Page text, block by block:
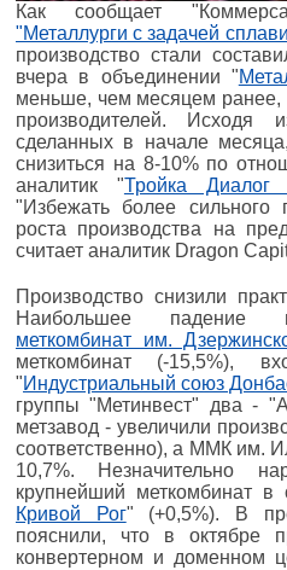
Как сообщает
"Металлурги с задачей
производство стали
вчера в объединении "
меньше, чем месяцем
производителей. Исходя
сделанных в начале
снизиться на 8-10% по
аналитик "Тройка Диалог
"Избежать более сильного
роста производства на
считает аналитик Dragon
Производство снизили
Наибольшее падение
меткомбинат им.
меткомбинат (-15,5%),
"Индустриальный союз
группы "Метинвест" два -
метзавод - увеличили
соответственно), а ММК им.
10,7%. Незначительно
крупнейший меткомбинат в
Кривой Рог" (+0,5%). В
пояснили, что в октябре
конвертерном и доменном